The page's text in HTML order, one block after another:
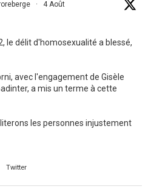
· 4 Août
le délit d'homosexualité a blessé,
avec l'engagement de Gisèle
a mis un terme à cette
les personnes injustement
Twitter